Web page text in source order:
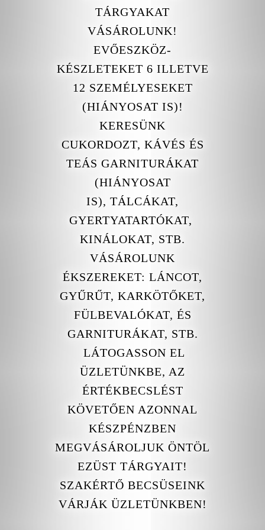
TÁRGYAKAT
VÁSÁROLUNK!
EVŐESZKÖZ-
KÉSZLETEKET 6 ILLETVE
12 SZEMÉLYESEKET
(HIÁNYOSAT IS)!
KERESÜNK
CUKORDOZT, KÁVÉS ÉS
TEÁS GARNITURÁKAT
(HIÁNYOSAT
IS), TÁLCÁKAT,
GYERTYATARTÓKAT,
KINÁLOKAT, STB.
VÁSÁROLUNK
ÉKSZEREKET: LÁNCOT,
GYŰRŰT, KARKÖTŐKET,
FÜLBEVALÓKAT, ÉS
GARNITURÁKAT, STB.
LÁTOGASSON EL
ÜZLETÜNKBE, AZ
ÉRTÉKBECSLÉST
KÖVETŐEN AZONNAL
KÉSZPÉNZBEN
MEGVÁSÁROLJUK ÖNTÖL
EZÜST TÁRGYAIT!
SZAKÉRTŐ BECSÜSEINK
VÁRJÁK ÜZLETÜNKBEN!